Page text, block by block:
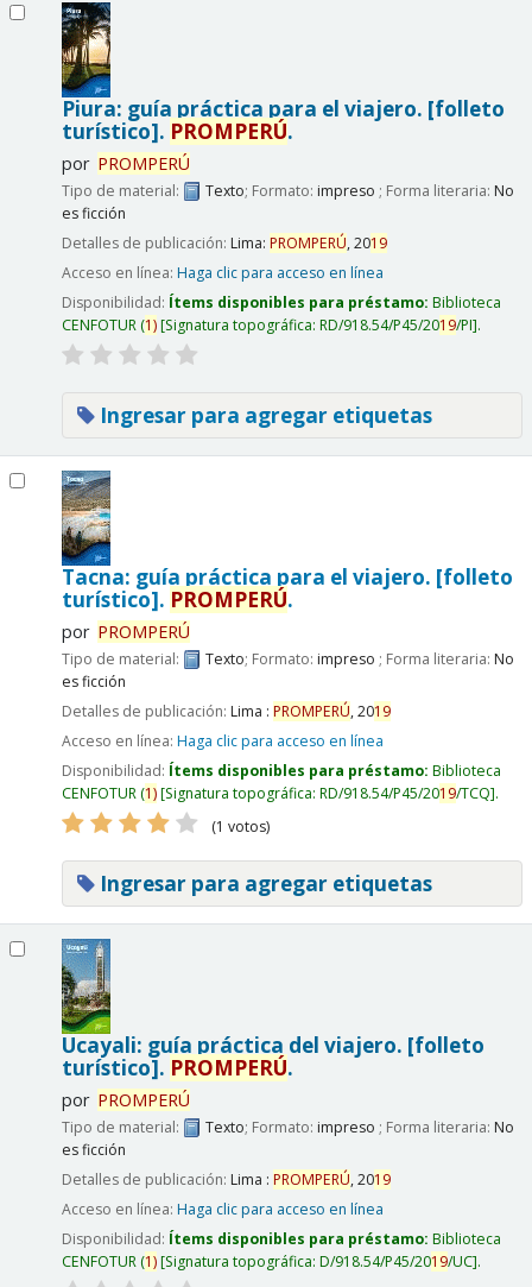
Piura: guía práctica para el viajero. [folleto
turístico]. PROMPERÚ.
por PROMPERÚ
Tipo de material: Texto; Formato: impreso ; Forma literaria: No
es ficción
Detalles de publicación: Lima: PROMPERÚ,2019
Acceso en línea: Haga clic para acceso en línea
Disponibilidad: Ítems disponibles para préstamo: Biblioteca
CENFOTUR(1) Signatura topográfica: RD/918.54/P45/2019/PI .
Ingresar para agregar etiquetas
Tacna: guía práctica para el viajero. [folleto
turístico]. PROMPERÚ.
por PROMPERÚ
Tipo de material: Texto; Formato: impreso ; Forma literaria: No
es ficción
Detalles de publicación: Lima : PROMPERÚ,2019
Acceso en línea: Haga clic para acceso en línea
Disponibilidad: Ítems disponibles para préstamo: Biblioteca
CENFOTUR(1) Signatura topográfica: RD/918.54/P45/2019/TCQ .
(1 votos)
Ingresar para agregar etiquetas
Ucayali: guía práctica del viajero. [folleto
turístico]. PROMPERÚ.
por PROMPERÚ
Tipo de material: Texto; Formato: impreso ; Forma literaria: No
es ficción
Detalles de publicación: Lima : PROMPERÚ,2019
Acceso en línea: Haga clic para acceso en línea
Disponibilidad: Ítems disponibles para préstamo: Biblioteca
CENFOTUR(1) Signatura topográfica: D/918.54/P45/2019/UC .